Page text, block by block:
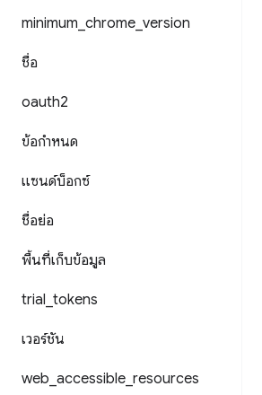
minimum chrome version
ชื่อ
oauth2
ข้อกําหนด
แซนด์บ็อกซ์
ชื่อย่อ
พื้นที่เก็บข้อมูล
trial tokens
เวอร์ชัน
web accessible resources